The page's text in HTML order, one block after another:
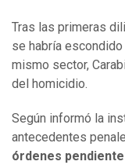
Tras las primeras
se habría
mismo sector,
del homicidio.
Según informó la
antecedentes
órdenes